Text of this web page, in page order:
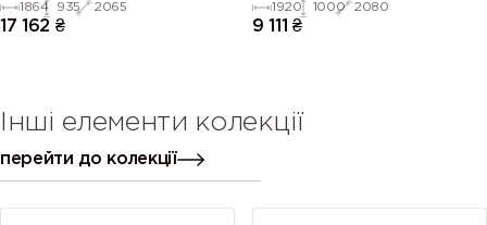
1864 935 2065
17 162 ₴
1920 1000 2080
9 111 ₴
Інші елементи колекції
перейти до колекції